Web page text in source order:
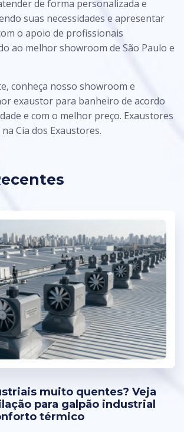
de forma personalizada e
suas necessidades e apresentar
o apoio de profissionais
ao melhor showroom de São Paulo e
conheça nosso showroom e
exaustor para banheiro de acordo
e com o melhor preço. Exaustores
Cia dos Exaustores.
muito quentes? Veja
para galpão industrial
térmico